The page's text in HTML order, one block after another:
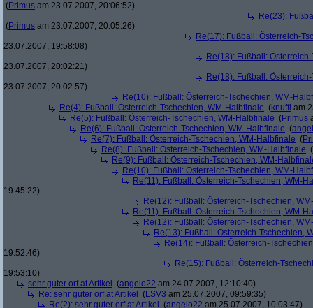
(Primus am 23.07.2007, 20:06:52)
Re(23):
(Primus am 23.07.2007, 20:05:26)
Re(17): Fußball: Österreich-
23.07.2007, 19:58:08)
Re(18): Fußball:
23.07.2007, 20:02:21)
Re(18): Fußball:
23.07.2007, 20:02:57)
Re(10): Fußball: Österreich-Tschechien, WM-
Re(4): Fußball: Österreich-Tschechien, WM-Halbfinale (knuffl am
Re(5): Fußball: Österreich-Tschechien, WM-Halbfinale (Primus
Re(6): Fußball: Österreich-Tschechien, WM-Halbfinale (
Re(7): Fußball: Österreich-Tschechien, WM-Halbfinale (
Re(8): Fußball: Österreich-Tschechien, WM-Halbfinale (
Re(9): Fußball: Österreich-Tschechien, WM-
Re(10): Fußball: Österreich-Tschechien, WM-
Re(11): Fußball: Österreich-Tschechien, WM-
19:45:22)
Re(12): Fußball: Österreich-Tschechien,
Re(11): Fußball: Österreich-Tschechien, WM-
Re(12): Fußball: Österreich-Tschechien,
Re(13): Fußball: Österreich-Tschechien,
Re(14): Fußball: Österreich-
19:52:46)
Re(15): Fußball: Österreich-
19:53:10)
sehr guter orf.at Artikel
(angelo22 am 24.07.2007, 12:10:40)
Re: sehr guter orf.at Artikel
(LSV3 am 25.07.2007, 09:59:35)
Re(2): sehr guter orf.at Artikel
(angelo22 am 25.07.2007, 10:03:47)